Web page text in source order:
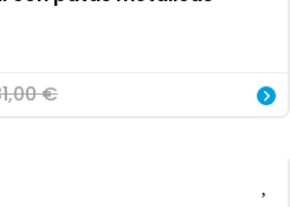
€